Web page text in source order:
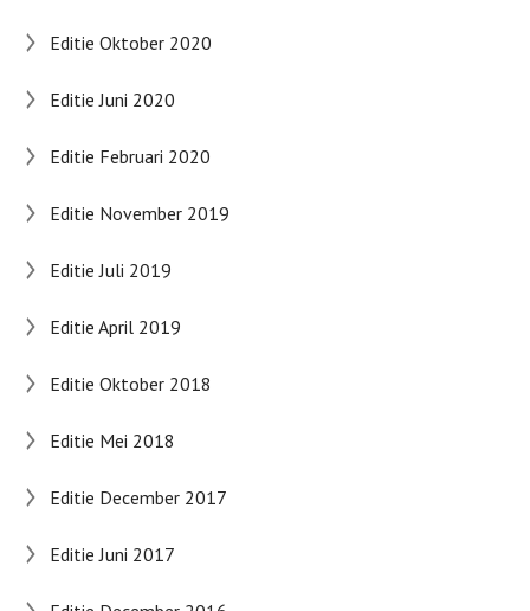
Editie Oktober 2020
Editie Juni 2020
Editie Februari 2020
Editie November 2019
Editie Juli 2019
Editie April 2019
Editie Oktober 2018
Editie Mei 2018
Editie December 2017
Editie Juni 2017